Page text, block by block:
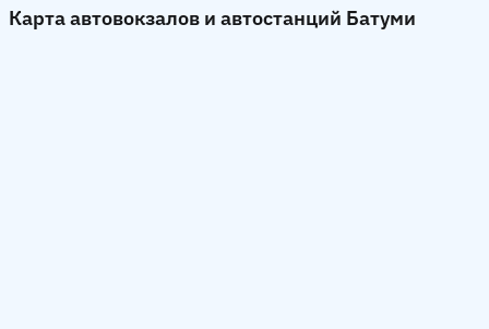
Карта автовокзалов и автостанций Батуми